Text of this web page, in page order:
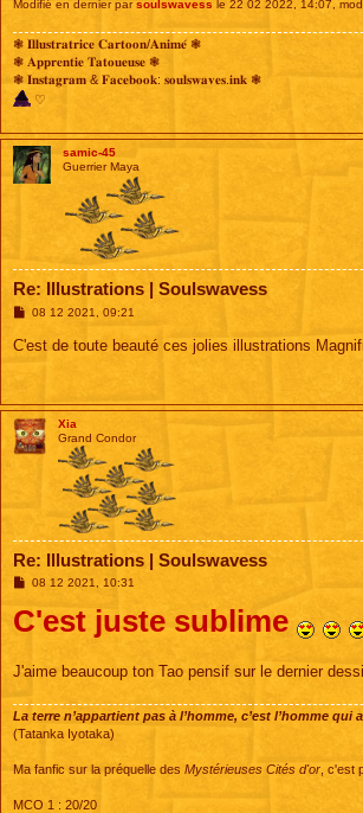
Modifié en dernier par soulswavess le 22 02 2022, 14:07,
❃ 𝐈𝐥𝐥𝐮𝐬𝐭𝐫𝐚𝐭𝐫𝐢𝐜𝐞 𝐂𝐚𝐫𝐭𝐨𝐨𝐧/𝐀𝐧𝐢𝐦𝐞́ ❃
❃ 𝐀𝐩𝐩𝐫𝐞𝐧𝐭𝐢𝐞 𝐓𝐚𝐭𝐨𝐮𝐞𝐮𝐬𝐞 ❃
❃ 𝐈𝐧𝐬𝐭𝐚𝐠𝐫𝐚𝐦 & 𝐅𝐚𝐜𝐞𝐛𝐨𝐨𝐤: 𝐬𝐨𝐮𝐥𝐬𝐰𝐚𝐯𝐞𝐬.𝐢𝐧𝐤 ❃
♡
samic-45
Guerrier Maya
Re: Illustrations | Soulswavess
M
s
08 12 2021, 09:21
C'est de toute beauté ces jolies illustrations
Xia
Grand Condor
Re: Illustrations | Soulswavess
M
s
s
e
08 12 2021, 10:31
C'est juste sublime
J'aime beaucoup ton Tao pensif sur le dernier
La terre n’appartient pas à l’homme, c’est l’homme qui
(Tatanka Iyotaka)
Ma fanfic sur la préquelle des Mystérieuses Cités d'or , c'est
MCO 1 : 20/20